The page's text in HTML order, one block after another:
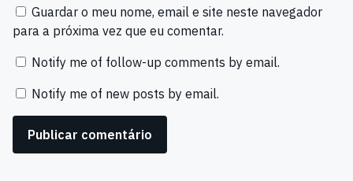
Guardar o meu nome, email e site neste navegador
para a próxima vez que eu comentar.
Notify me of follow-up comments by email.
Notify me of new posts by email.